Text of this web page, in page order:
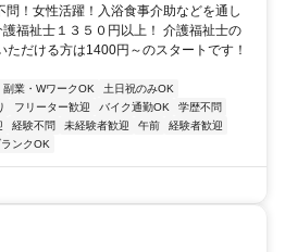
！女性活躍！入浴食事介助などを通し
福祉士１３５０円以上！ 介護福祉士の
だける方は1400円～のスタートです！
副業・WワークOK
土日祝のみOK
フリーター歓迎 バイク通勤OK
学歴不問
経験不問 未経験者歓迎 午前
経験者歓迎
ランクOK